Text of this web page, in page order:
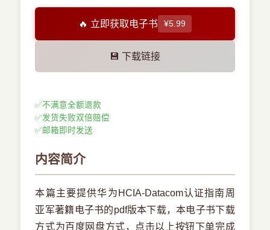
🔥 立即获取电子书 ¥5.99
💾 下载链接
✅不满意全额退款
✅发货失败双倍赔偿
✅邮箱即时发送
内容简介
本篇主要提供华为HCIA-Datacom认证指南周
亚军著籍电子书的pdf版本下载，本电子书下载
方式为百度网盘方式，点击以上按钮下单完成